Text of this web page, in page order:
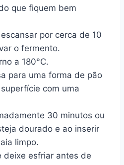
que fiquem bem
por cerca de 10
o fermento.
a 180°C.
para uma forma de pão
com uma
30 minutos ou
dourado e ao inserir
limpo.
deixe esfriar antes de